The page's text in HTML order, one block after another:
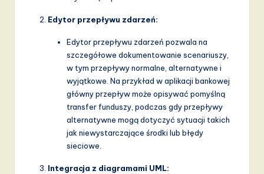
Edytor przepływu zdarzeń:
Edytor przepływu zdarzeń pozwala na
szczegółowe dokumentowanie scenariuszy,
w tym przepływy normalne, alternatywne i
wyjątkowe. Na przykład w aplikacji bankowej
główny przepływ może opisywać pomyślną
transfer funduszy, podczas gdy przepływy
alternatywne mogą dotyczyć sytuacji takich
jak niewystarczające środki lub błędy
sieciowe.
Integracja z diagramami UML: